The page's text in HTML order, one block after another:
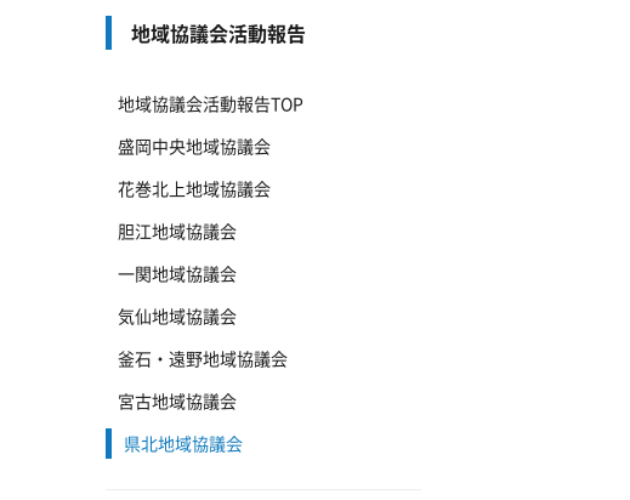
地域協議会活動報告
地域協議会活動報告TOP
盛岡中央地域協議会
花巻北上地域協議会
胆江地域協議会
一関地域協議会
気仙地域協議会
釜石・遠野地域協議会
宮古地域協議会
県北地域協議会